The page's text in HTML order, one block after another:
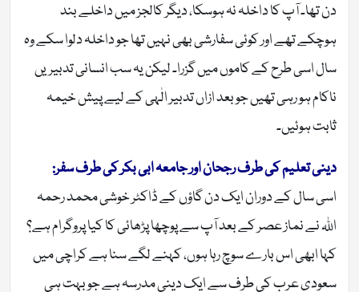
دن تھا۔ آپ کا داخلہ نہ ہوسکا، دیگر کالجز میں داخلے بند
ہوچکے تھے اور کوئی سفارشی بھی نہیں تھا جو داخلہ دلوا سکے وہ
سال اسی طرح کے کاموں میں گزرا۔ لیکن یہ سب انسانی تدبیریں
ناکام ہو رہی تھیں جو بعد ازاں تدبیر الٰہی کے لیے پیش خیمہ
ثابت ہوئیں۔
دینی تعلیم کی طرف رجحان اور جامعہ ابی بکر کی طرف سفر:
اسی سال کے دوران ایک دن گاؤں کے ڈاکٹر خوشی محمد رحمہ
اللہ نے نماز عصر کے بعد آپ سے پوچھا پڑھائی کا کیا پروگرام ہے؟
کہا ابھی اس بارے سوچ رہا ہوں، کہنے لگے سنا ہے کراچی میں
سعودی عرب کی طرف سے ایک دینی مدرسہ ہے جو بہت ہی